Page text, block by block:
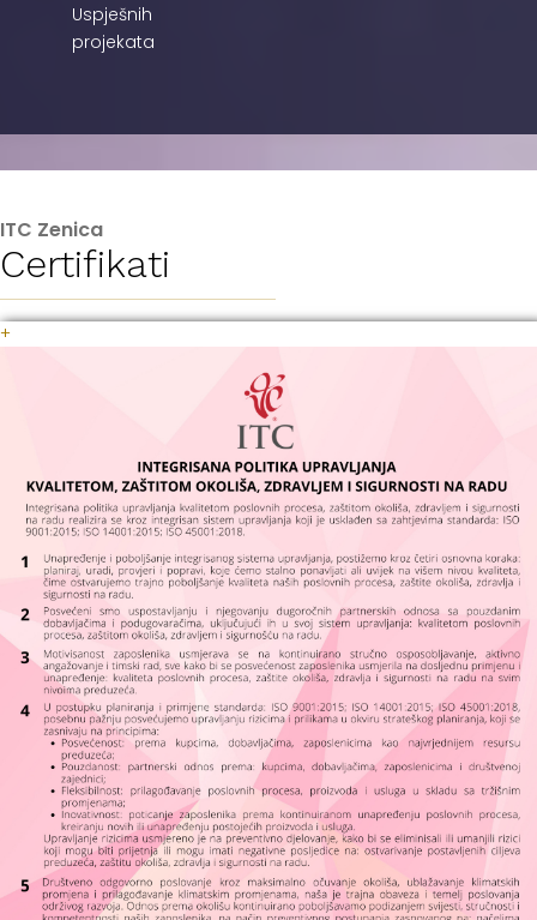
Uspješnih
projekata
ITC Zenica
Certifikati
+